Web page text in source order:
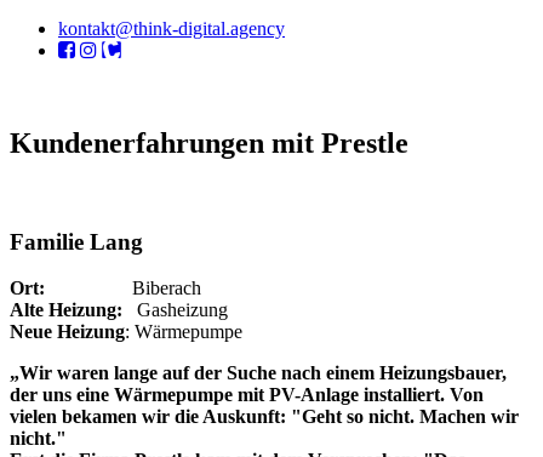
kontakt@think-digital.agency
Kundenerfahrungen mit Prestle
Familie Lang
Ort: Biberach
Alte Heizung: Gasheizung
Neue Heizung: Wärmepumpe
„Wir waren lange auf der Suche nach einem Heizungsbauer,
der uns eine Wärmepumpe mit PV-Anlage installiert. Von
vielen bekamen wir die Auskunft: "Geht so nicht. Machen wir
nicht."